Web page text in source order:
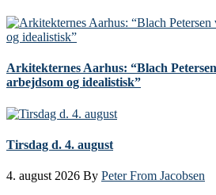
Arkitekternes Aarhus: “Blach
arbejdsom og idealistisk”
Tirsdag d. 4. august
4. august 2026 By Peter From Jacobsen